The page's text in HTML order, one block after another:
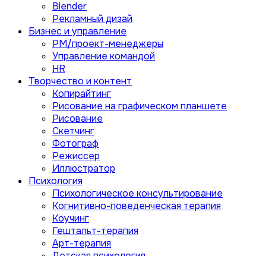
Blender
Рекламный дизай
Бизнес и управление
PM/проект-менеджеры
Управление командой
HR
Творчество и контент
Копирайтинг
Рисование на графическом планшете
Рисование
Скетчинг
Фотограф
Режиссер
Иллюстратор
Психология
Психологическое консультирование
Когнитивно-поведенческая терапия
Коучинг
Гештальт-терапия
Арт-терапия